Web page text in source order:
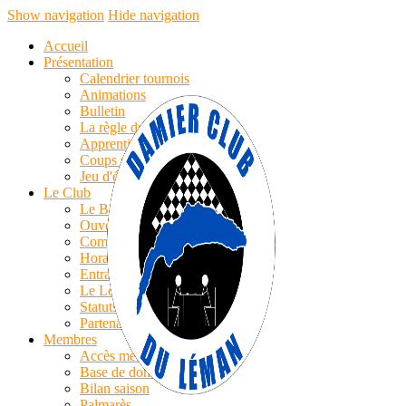
Show navigation Hide navigation
Accueil
Présentation
Calendrier tournois
Animations
Bulletin
La règle du jeu
Apprentissage
Coups simples
Jeu d'échecs
Le Club
Le Bureau
Ouverture
Compte-rendu AG
Horaires/Cotisations
Entrainements
Le Logo
Statuts
Partenaires
Membres
Accès membres
Base de données
Bilan saison